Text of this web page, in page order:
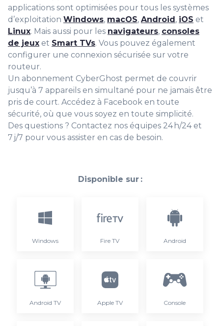
applications sont optimisées pour tous les systèmes
d’exploitation Windows, macOS, Android, iOS et
Linux. Mais aussi pour les navigateurs, consoles
de jeux et Smart TVs. Vous pouvez également
configurer une connexion sécurisée sur votre
routeur.
Un abonnement CyberGhost permet de couvrir
jusqu’à 7 appareils en simultané pour ne jamais être
pris de court. Accédez à Facebook en toute
sécurité, où que vous soyez en toute simplicité.
Des questions ? Contactez nos équipes 24 h/24 et
7 j/7 pour vous assister en cas de besoin.
Disponible sur :
Windows Fire TV Android
Android TV Apple TV Console